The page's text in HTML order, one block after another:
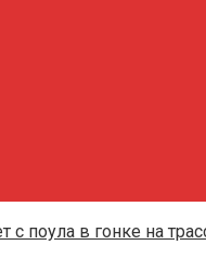
с поула в гонке на